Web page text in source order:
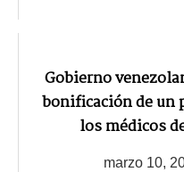
Gobierno
bonificación de un
los médicos
marzo 10,